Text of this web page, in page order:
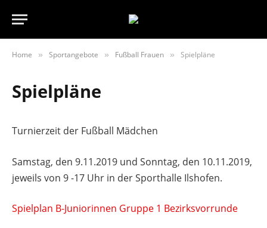
Home » Sportangebote » Fußball Frauen » Spielpläne
Spielpläne
Turnierzeit der Fußball Mädchen
Samstag, den 9.11.2019 und Sonntag, den 10.11.2019,
jeweils von 9 -17 Uhr in der Sporthalle Ilshofen.
Spielplan B-Juniorinnen Gruppe 1 Bezirksvorrunde